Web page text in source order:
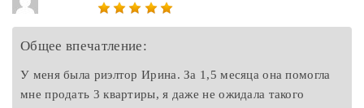
Общее впечатление:
У меня была риэлтор Ирина. За 1,5 месяца она помогла
мне продать 3 квартиры, я даже не ожидала такого